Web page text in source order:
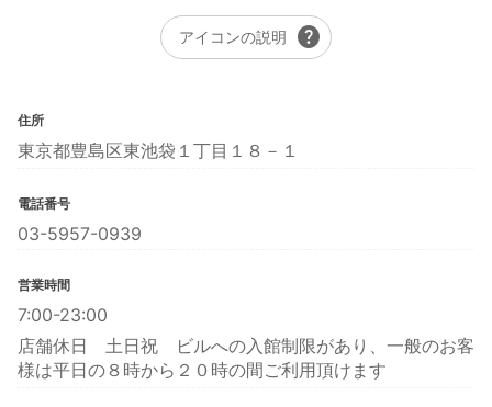
アイコンの説明 help
住所
東京都豊島区東池袋１丁目１８－１
電話番号
03-5957-0939
営業時間
7:00-23:00
店舗休日 土日祝 ビルへの入館制限があり、一般のお客
様は平日の８時から２０時の間ご利用頂けます